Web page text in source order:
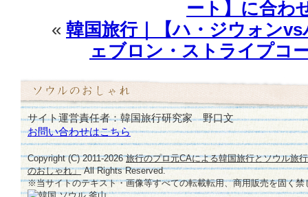
ート】に合わ
« 韓国旅行｜【ハ・ジウォン
ェブロン・ストライプコ
サイト運営責任者：韓国旅行研究家 野口文
お問い合わせはこちら
Copyright (C) 2011-2026旅行のプロ元CAによる韓国旅行とソウル旅
のおしゃれ」All Rights Reserved.
※当サイトのテキスト・画像等すべての転載転用、商用販売を固く禁